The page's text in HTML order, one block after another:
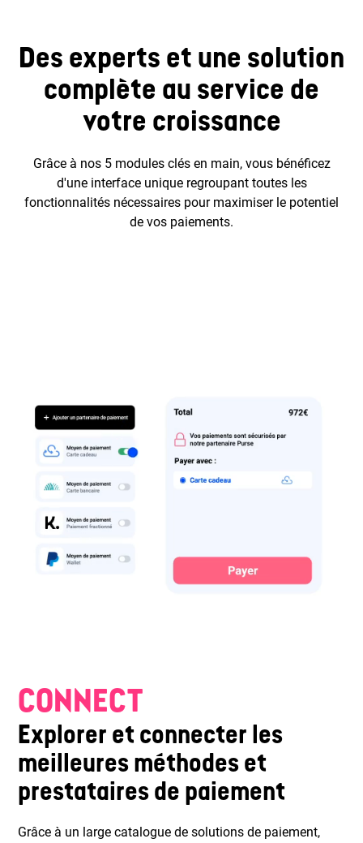
Des experts et une solution
complète au service de
votre croissance
Grâce à nos 5 modules clés en main, vous bénéficez
d'une interface unique regroupant toutes les
fonctionnalités nécessaires pour maximiser le potentiel
de vos paiements.
CONNECT
Explorer et connecter les
meilleures méthodes et
prestataires de paiement
Grâce à un large catalogue de solutions de paiement,